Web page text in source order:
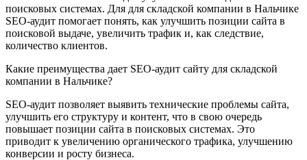
поисковых системах. Для для складской компании в Нальчике
SEO-аудит помогает понять, как улучшить позиции сайта в
поисковой выдаче, увеличить трафик и, как следствие,
количество клиентов.
Какие преимущества дает SEO-аудит сайту для складской
компании в Нальчике?
SEO-аудит позволяет выявить технические проблемы сайта,
улучшить его структуру и контент, что в свою очередь
повышает позиции сайта в поисковых системах. Это
приводит к увеличению органического трафика, улучшению
конверсии и росту бизнеса.